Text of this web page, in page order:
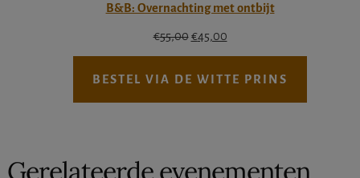
B&B: Overnachting met ontbijt
€55,00 Oorspronkelijke
prijs
was:
€45,00Huidige
prijs
is:
BESTEL VIA DE WITTE PRINS
Gerelateerde evenementen